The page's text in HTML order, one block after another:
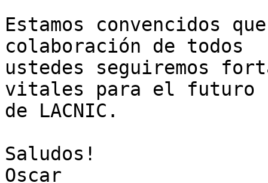
Estamos convencidos
colaboración de todos
ustedes seguiremos
vitales para el futuro
de LACNIC.
Saludos!
Oscar